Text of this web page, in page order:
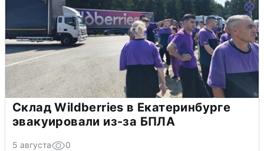
Склад Wildberries в Екатеринбурге
эвакуировали из-за БПЛА
5 августа 0